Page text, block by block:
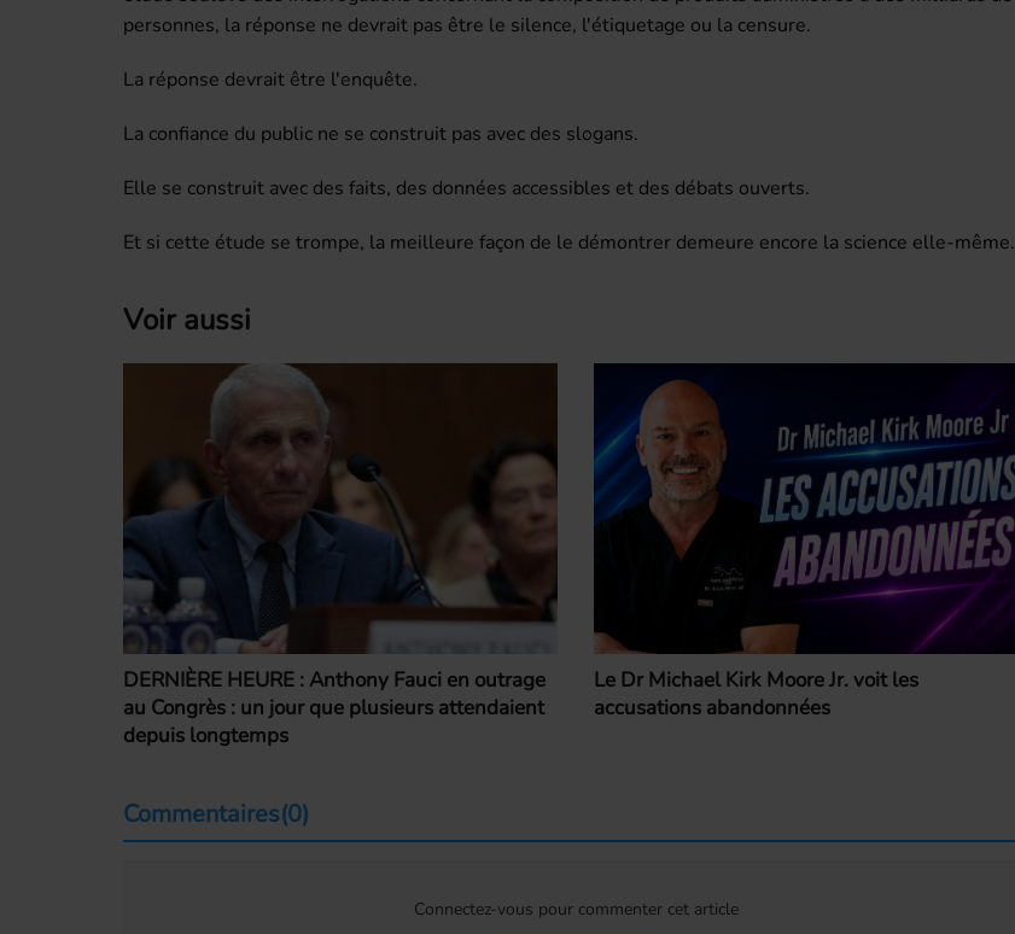
personnes, la réponse ne devrait pas être le silence, l'étiquetage ou la censure.
La réponse devrait être l'enquête.
La confiance du public ne se construit pas avec des slogans.
Elle se construit avec des faits, des données accessibles et des débats ouverts.
Et si cette étude se trompe, la meilleure façon de le démontrer demeure encore la science elle-même.
Voir aussi
DERNIÈRE HEURE : Anthony Fauci en outrage
au Congrès : un jour que plusieurs attendaient
depuis longtemps
Le Dr Michael Kirk Moore Jr. voit les
accusations abandonnées
Commentaires(0)
Connectez-vous pour commenter cet article